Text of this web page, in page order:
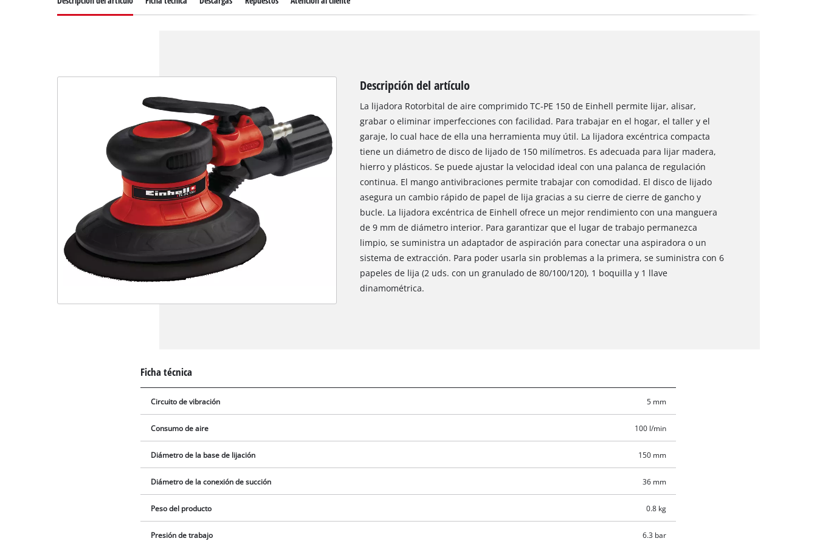
This content is not permitted to load due
visitor. The website owner needs to setup
Descripción del artículo
La lijadora Rotorbital de aire comprimido TC-PE 150 de Einhell permite lijar, alisar,
grabar o eliminar imperfecciones con facilidad. Para trabajar en el hogar, el taller y el
garaje, lo cual hace de ella una herramienta muy útil. La lijadora excéntrica compacta
tiene un diámetro de disco de lijado de 150 milímetros. Es adecuada para lijar madera,
hierro y plásticos. Se puede ajustar la velocidad ideal con una palanca de regulación
continua. El mango antivibraciones permite trabajar con comodidad. El disco de lijado
asegura un cambio rápido de papel de lija gracias a su cierre de cierre de gancho y
bucle. La lijadora excéntrica de Einhell ofrece un mejor rendimiento con una manguera
de 9 mm de diámetro interior. Para garantizar que el lugar de trabajo permanezca
limpio, se suministra un adaptador de aspiración para conectar una aspiradora o un
sistema de extracción. Para poder usarla sin problemas a la primera, se suministra con 6
papeles de lija (2 uds. con un granulado de 80/100/120), 1 boquilla y 1 llave
dinamométrica.
Ficha técnica
Circuito de vibración 5 mm
Consumo de aire 100 l/min
Diámetro de la base de lijación 150 mm
Diámetro de la conexión de succión 36 mm
Peso del producto 0.8 kg
Presión de trabajo 6.3 bar